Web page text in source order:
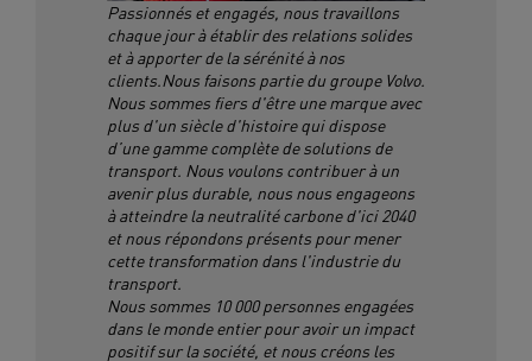
Passionnés et engagés, nous travaillons
chaque jour à établir des relations solides
et à apporter de la sérénité à nos
clients.Nous faisons partie du groupe Volvo.
Nous sommes fiers d'être une marque avec
plus d'un siècle d'histoire qui dispose
d’une gamme complète de solutions de
transport. Nous voulons contribuer à un
avenir plus durable, nous nous engageons
à atteindre la neutralité carbone d'ici 2040
et nous répondons présents pour mener
cette transformation dans l'industrie du
transport.
Nous sommes 10 000 personnes engagées
dans le monde entier pour avoir un impact
positif sur la société, et nous créons les